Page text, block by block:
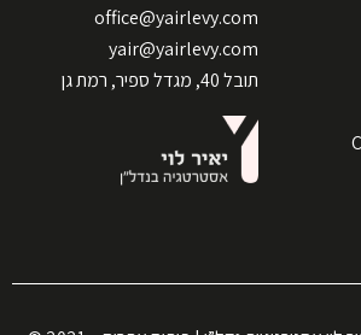
office@yairlevy.com
yair@yairlevy.com
תובל 40, מגדל ספיר, רמת גן